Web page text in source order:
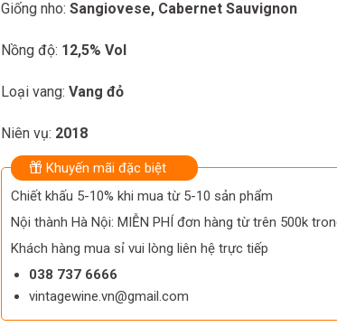
Giống nho: Sangiovese, Cabernet Sauvignon
Nồng độ: 12,5% Vol
Loại vang: Vang đỏ
Niên vụ: 2018
Khuyến mãi đặc biệt
Chiết khấu 5-10% khi mua từ 5-10 sản phẩm
Nội thành Hà Nội: MIỄN PHÍ đơn hàng từ trên 500k
Khách hàng mua sỉ vui lòng liên hệ trực tiếp
038 737 6666
vintagewine.vn@gmail.com